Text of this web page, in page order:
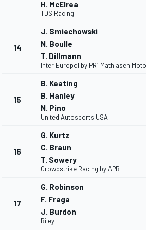
ENDURANCE/GT
H. McElrea
TDS Racing
14
J. Smiechowski
N. Boulle
T. Dillmann
Inter Europol by PR1 Mathiasen
15
B. Keating
B. Hanley
N. Pino
United Autosports USA
16
G. Kurtz
C. Braun
T. Sowery
Crowdstrike Racing by APR
17
G. Robinson
F. Fraga
J. Burdon
Riley